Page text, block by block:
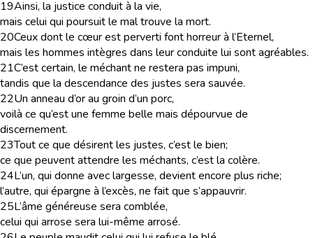
19Ainsi, la justice conduit à la vie,
mais celui qui poursuit le mal trouve la mort.
20Ceux dont le cœur est perverti font horreur à l’Eternel,
mais les hommes intègres dans leur conduite lui sont agréables.
21C’est certain, le méchant ne restera pas impuni,
tandis que la descendance des justes sera sauvée.
22Un anneau d’or au groin d’un porc,
voilà ce qu’est une femme belle mais dépourvue de
discernement.
23Tout ce que désirent les justes, c’est le bien;
ce que peuvent attendre les méchants, c’est la colère.
24L’un, qui donne avec largesse, devient encore plus riche;
l’autre, qui épargne à l’excès, ne fait que s’appauvrir.
25L’âme généreuse sera comblée,
celui qui arrose sera lui-même arrosé.